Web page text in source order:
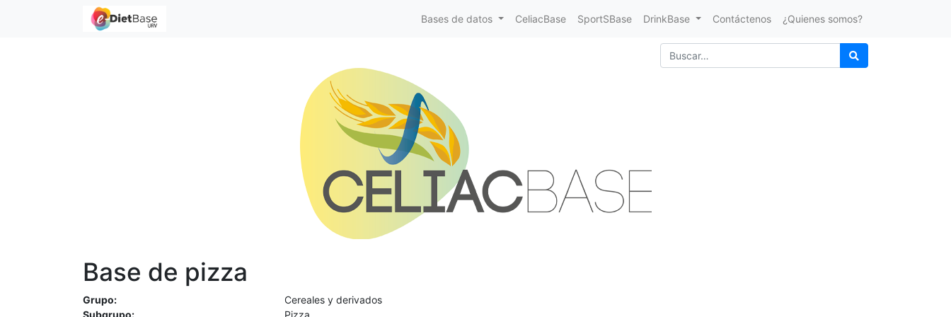
Bases de datos CeliacBase SportSBase DrinkBase Contáctenos ¿Quienes somos?
Base de pizza
Grupo:
Cereales y derivados
Subgrupo:
Pizza